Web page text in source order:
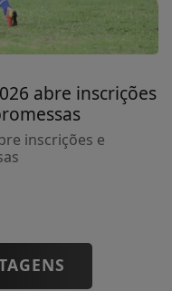
abre inscrições
inscrições e